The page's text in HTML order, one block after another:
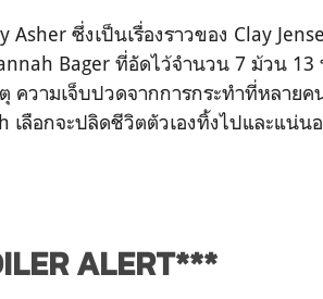
ซึ่งเป็นเรื่องราวของ Clay
Bager ที่อัดไว้จำนวน 7 ม้วน
ความเจ็บปวดจากการกระทำที่หลายค
เลือกจะปลิดชีวิตตัวเองทิ้งไปและแน่น
ALERT***